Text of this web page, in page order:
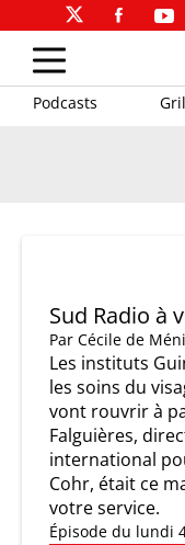
Podcasts
Sud Radio à
Par Cécile de
Les instituts
les soins du
vont rouvrir à
Falguières,
international
Cohr, était ce
votre service.
Épisode du lundi